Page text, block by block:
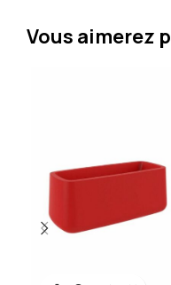
Vous aimerez